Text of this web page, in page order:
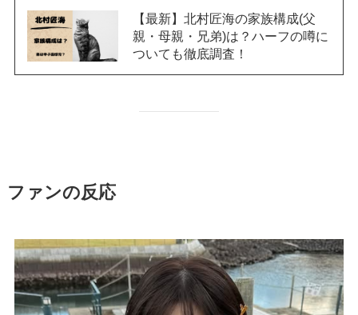
【最新】北村匠海の家族構成(父
親・母親・兄弟)は？ハーフの噂に
ついても徹底調査！
ファンの反応